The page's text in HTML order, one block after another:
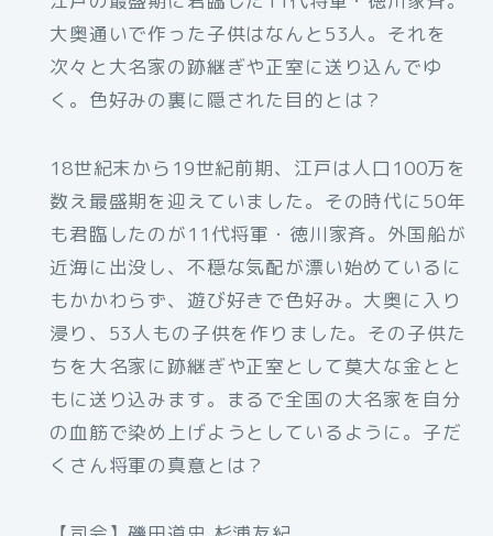
大奥通いで作った子供はなんと53人。それを
次々と大名家の跡継ぎや正室に送り込んでゆ
く。色好みの裏に隠された目的とは？
18世紀末から19世紀前期、江戸は人口100万を
数え最盛期を迎えていました。その時代に50年
も君臨したのが11代将軍・徳川家斉。外国船が
近海に出没し、不穏な気配が漂い始めているに
もかかわらず、遊び好きで色好み。大奥に入り
浸り、53人もの子供を作りました。その子供た
ちを大名家に跡継ぎや正室として莫大な金とと
もに送り込みます。まるで全国の大名家を自分
の血筋で染め上げようとしているように。子だ
くさん将軍の真意とは？